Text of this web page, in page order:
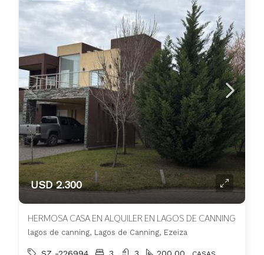
USD 2.300
HERMOSA CASA EN ALQUILER EN LAGOS DE CANNING
lagos de canning, Lagos de Canning, Ezeiza